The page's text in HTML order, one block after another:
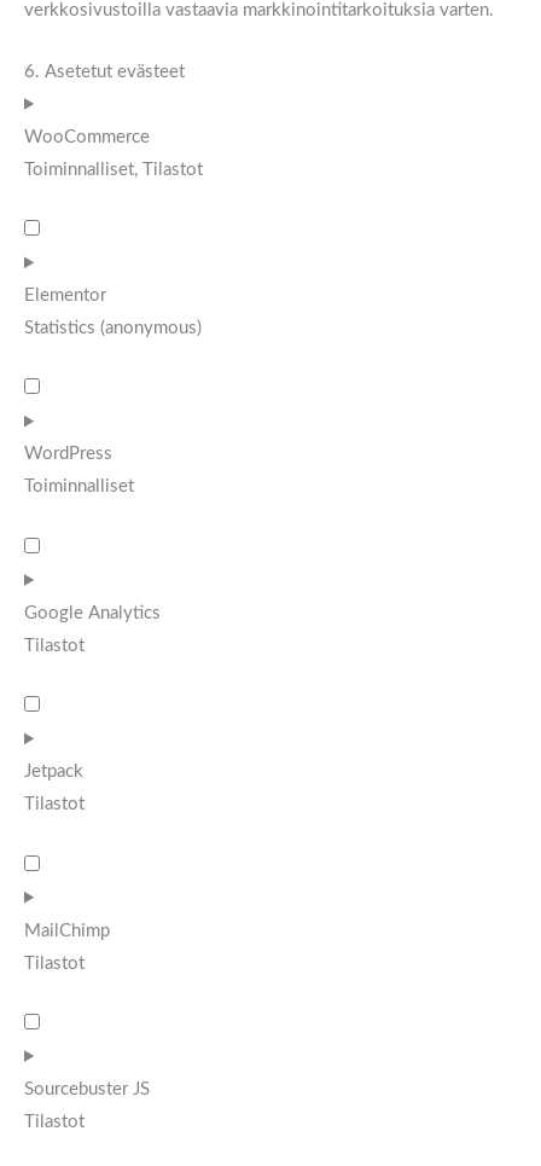
verkkosivustoilla vastaavia markkinointitarkoituksia varten.
6. Asetetut evästeet
WooCommerce
Toiminnalliset, Tilastot
Elementor
Statistics (anonymous)
WordPress
Toiminnalliset
Google Analytics
Tilastot
Jetpack
Tilastot
MailChimp
Tilastot
Sourcebuster JS
Tilastot